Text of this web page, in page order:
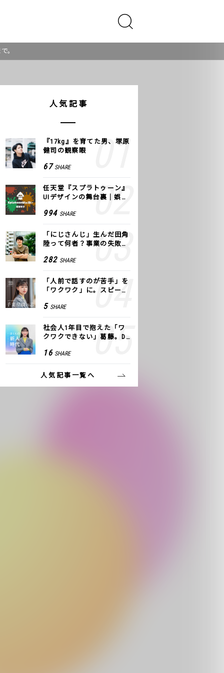
。
人気記事
『17kg』を育てた男、塚原
健司の観察眼
67 SHARE
任天堂『スプラトゥーン』
UIデザインの舞台裏｜娯楽
994 SHARE
「にじさんじ」生んだ田角
陸って何者？事業の失敗
COLOR
282 SHARE
「人前で話すのが苦手」を
「ワクワク」に。スピーチ
方トレーニング」に込めた
5 SHARE
社会人1年目で抱えた「ワ
クワクできない」葛藤。De
つけた、私の生きる道
16 SHARE
人気記事一覧へ